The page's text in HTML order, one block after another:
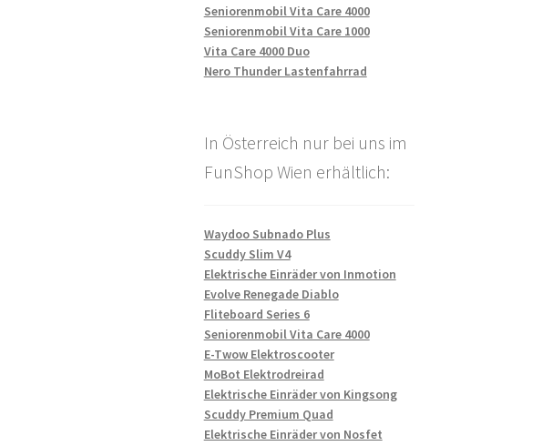
Seniorenmobil Vita Care 4000
Seniorenmobil Vita Care 1000
Vita Care 4000 Duo
Nero Thunder Lastenfahrrad
In Österreich nur bei uns im
FunShop Wien erhältlich:
Waydoo Subnado Plus
Scuddy Slim V4
Elektrische Einräder von Inmotion
Evolve Renegade Diablo
Fliteboard Series 6
Seniorenmobil Vita Care 4000
E-Twow Elektroscooter
MoBot Elektrodreirad
Elektrische Einräder von Kingsong
Scuddy Premium Quad
Elektrische Einräder von Nosfet